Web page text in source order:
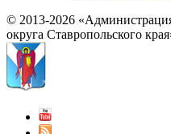
© 2013-2026
округа Ставропольского